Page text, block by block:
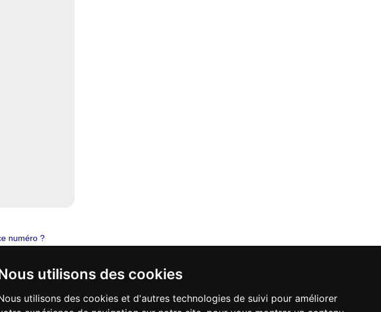
utilisons des cookies
utilisons des cookies et d'autres technologies de suivi pour améliorer
numéro ?